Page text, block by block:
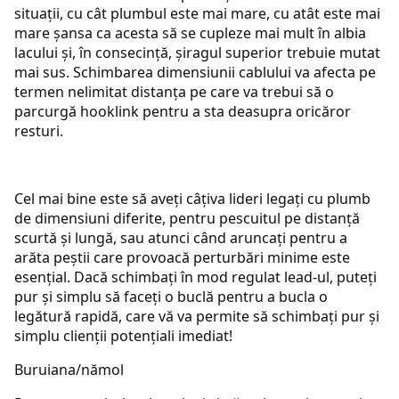
situații, cu cât plumbul este mai mare, cu atât este mai
mare șansa ca acesta să se cupleze mai mult în albia
lacului și, în consecință, șiragul superior trebuie mutat
mai sus. Schimbarea dimensiunii cablului va afecta pe
termen nelimitat distanța pe care va trebui să o
parcurgă hooklink pentru a sta deasupra oricăror
resturi.
Cel mai bine este să aveți câțiva lideri legați cu plumb
de dimensiuni diferite, pentru pescuitul pe distanță
scurtă și lungă, sau atunci când aruncați pentru a
arăta peștii care provoacă perturbări minime este
esențial. Dacă schimbați în mod regulat lead-ul, puteți
pur și simplu să faceți o buclă pentru a bucla o
legătură rapidă, care vă va permite să schimbați pur și
simplu clienții potențiali imediat!
Buruiana/nămol